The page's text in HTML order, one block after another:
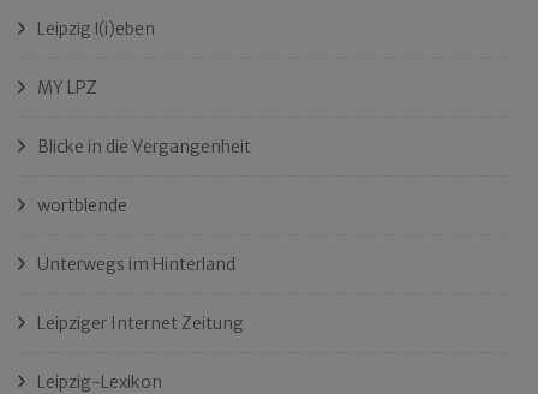
Leipzig l(i)eben
MY LPZ
Blicke in die Vergangenheit
wortblende
Unterwegs im Hinterland
Leipziger Internet Zeitung
Leipzig-Lexikon